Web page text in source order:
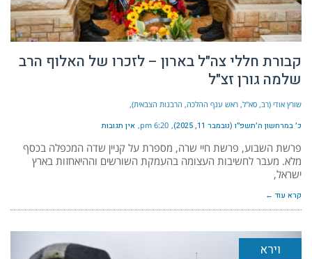
קבורת חללי צה"ל בארון – לזכרו של האלוף הרב
שלמה גורן זצ"ל
שורץ אודי (רב, סא"ל, ראש ענף ההלכה, הרבנות הצבאית)
כ׳ במרחשון ה׳תשפ״ו (נובמבר 11, 2025) 6:20 pm אין תגובות
פרשת השבוע, פרשת חיי שרה, מספרת על קניין שדה המכפלה בכסף
מלא. מעבר לחשיבות העצומה בהעמקת השורשים וההיאחזות בארץ
ישראל,
קרא עוד ←
וירא